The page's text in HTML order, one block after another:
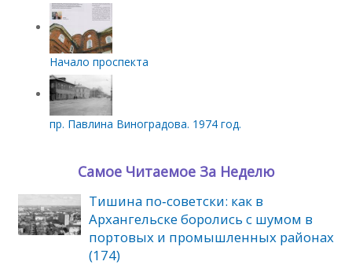
Начало проспекта
пр. Павлина Виноградова. 1974 год.
Самое Читаемое За Неделю
Тишина по‑советски: как в
Архангельске боролись с шумом в
портовых и промышленных районах
(174)